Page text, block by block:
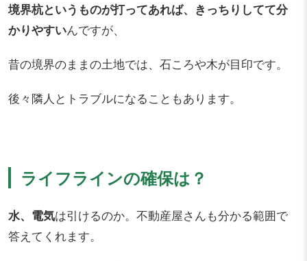
境界杭というものが打ってあれば、きっちりしてて分
かりやすいんですが、
昔の境界のままの土地では、石ころや木が目印です。
後々隣人とトラブルになることもあります。
ライフラインの確保は？
水、電気は引けるのか。不動産屋さんも分かる範囲で
答えてくれます。